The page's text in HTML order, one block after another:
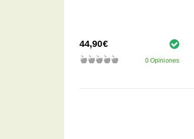
44,90€
0 Opiniones